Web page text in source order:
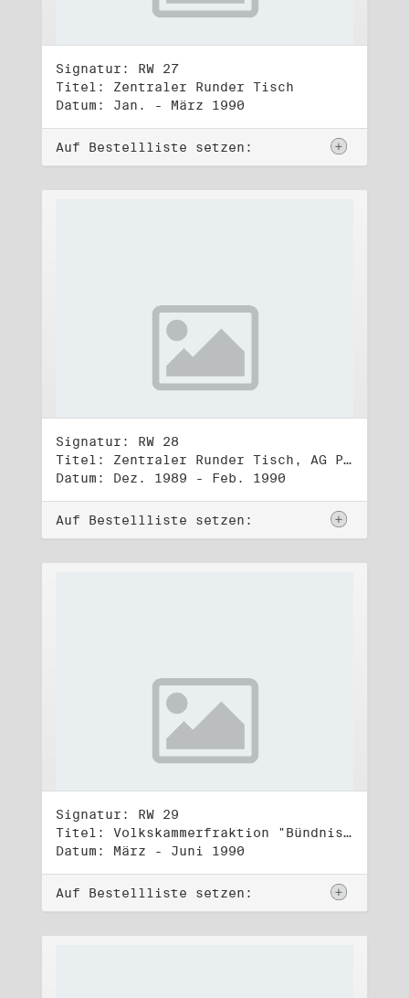
Signatur: RW 27
Titel: Zentraler Runder Tisch
Datum: Jan. - März 1990
Auf Bestellliste setzen:
Signatur: RW 28
Titel: Zentraler Runder Tisch, AG Parteien- und Vereinigungsgesetz
Datum: Dez. 1989 - Feb. 1990
Auf Bestellliste setzen:
Signatur: RW 29
Titel: Volkskammerfraktion "Bündnis 90/Grüne" (1)
Datum: März - Juni 1990
Auf Bestellliste setzen: